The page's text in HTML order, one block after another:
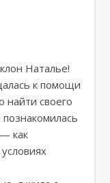
Наталье!
к помощи
найти своего
как